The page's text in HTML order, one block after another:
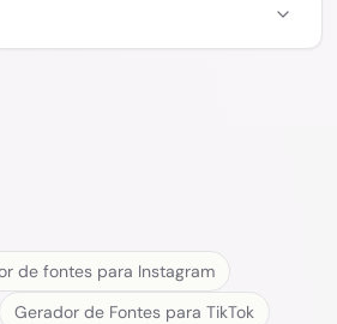
de fontes para Instagram
Gerador de Fontes para TikTok